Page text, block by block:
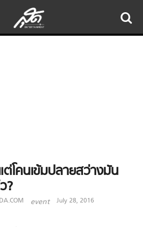
โคนเข้มปลายสว่างมัน
?
event July 28, 2016